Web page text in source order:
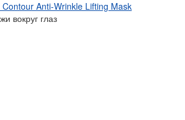
Anti-Wrinkle Lifting Mask
вокруг глаз